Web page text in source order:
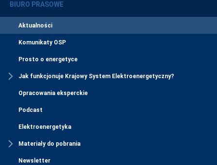
BIURO PRASOWE
Aktualności
Komunikaty OSP
Prosto o energetyce
Jak funkcjonuje Krajowy System Elektroenergetyczny?
Opracowania eksperckie
Podcast
Elektroenergetyka
Materiały do pobrania
Newsletter